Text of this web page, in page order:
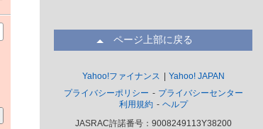
ページ上部に戻る
Yahoo!ファイナンス
Yahoo! JAPAN
プライバシーポリシー
プライバシーセンター
利用規約
ヘルプ
JASRAC許諾番号：9008249113Y38200